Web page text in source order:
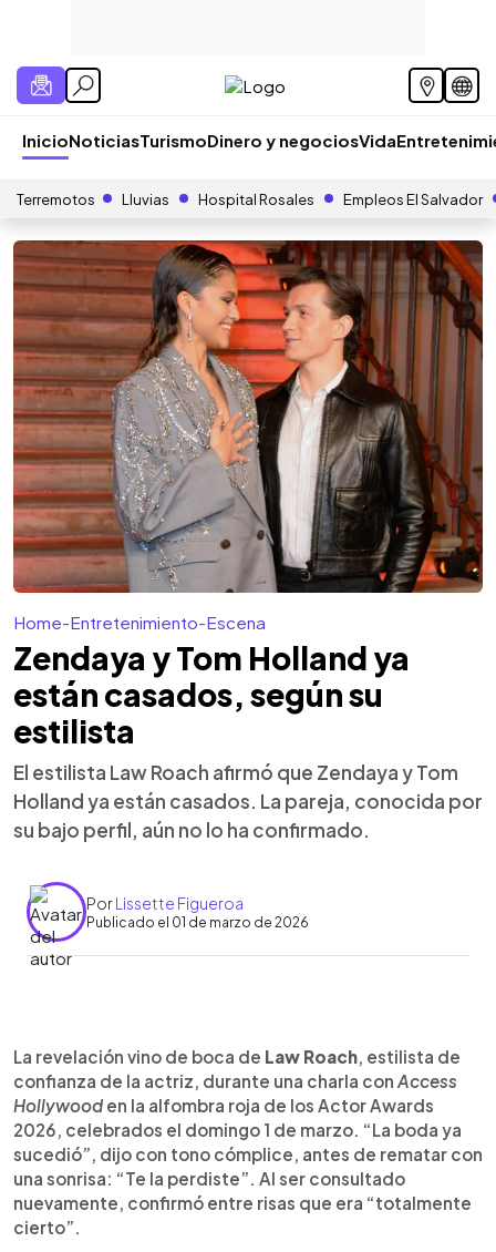
InicioNoticiasTurismoDinero y negociosVida
Terremotos Lluvias Hospital Rosales Empleos El Salvador
Home-Entretenimiento-Escena
Zendaya y Tom Holland ya
están casados, según su
estilista
El estilista Law Roach afirmó que Zendaya y Tom
Holland ya están casados. La pareja, conocida por
su bajo perfil, aún no lo ha confirmado.
PorLissette Figueroa
Publicado el 01 de marzo de 2026
► Escuchar artículo
El estilista Law Roach aseguró que Zendaya y Tom
Holland ya están casados, durante una entrevista
en la alfombra roja de los Actor Awards 2026. La
declaración sorprendió a fans y medios, ya que la
pareja se ha caracterizado por mantener su
relación lejos del ojo público. Según People, los
representantes de ambos actores no han
confirmado la información. Los rumores sobre su
compromiso surgieron en enero de 2025, cuando
La revelación vino de boca de Law Roach, estilista de
confianza de la actriz, durante una charla con Access
Hollywood en la alfombra roja de los Actor Awards
2026, celebrados el domingo 1 de marzo. “La boda ya
sucedió”, dijo con tono cómplice, antes de rematar con
una sonrisa: “Te la perdiste”. Al ser consultado
nuevamente, confirmó entre risas que era “totalmente
cierto”.